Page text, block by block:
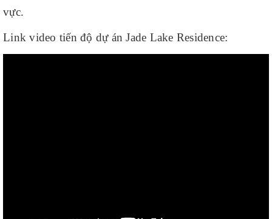
vực.
Link video tiến độ dự án Jade Lake Residence: